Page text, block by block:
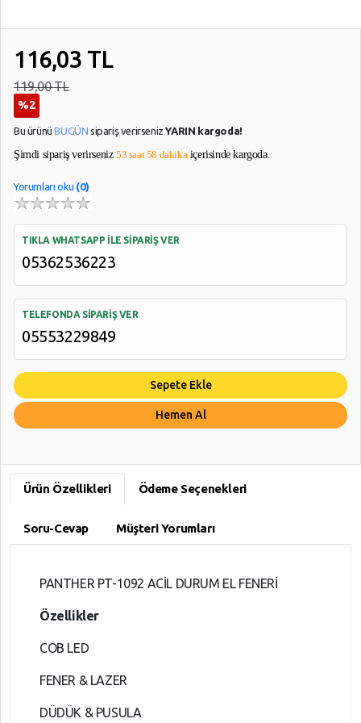
116,03 TL
119,00 TL
%2
Bu ürünüBUGÜN sipariş verirsenizYARIN kargoda!
Şimdi sipariş verirseniz 53 saat 58 dakika içerisinde kargoda.
Yorumları oku (0)
TIKLA WHATSAPP İLE SİPARİŞ VER
05362536223
TELEFONDA SİPARİŞ VER
05553229849
Sepete Ekle
Hemen Al
Ürün Özellikleri Ödeme Seçenekleri
Soru-Cevap Müşteri Yorumları
PANTHER PT-1092 ACİL DURUM EL FENERİ
Özellikler
COB LED
FENER & LAZER
DÜDÜK & PUSULA